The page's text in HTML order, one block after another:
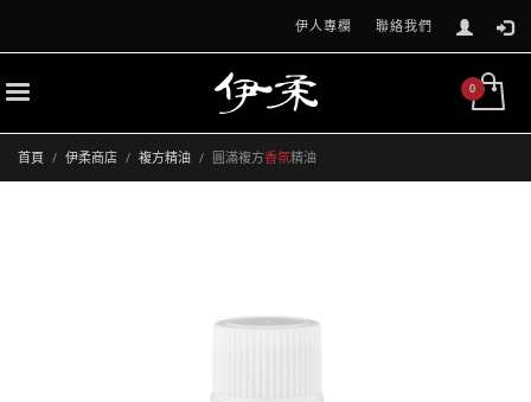
伊人專欄 聯絡我們
首頁 伊柔商店 複方精油 圓滿複方香氛精油